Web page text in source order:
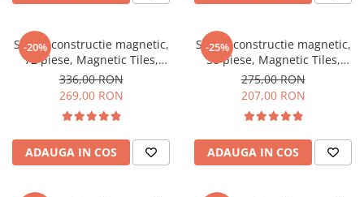
-20%
Set de constructie magnetic,
72 piese, Magnetic Tiles,
transparente de forme
geometrice diferite, 2D, 3D
336,00 RON
269,00 RON
ADAUGA IN COS
-25%
Set de constructie magnetic,
56 piese, Magnetic Tiles,
pastel de forme geometrice
diferite, 2D, 3D
275,00 RON
207,00 RON
ADAUGA IN COS